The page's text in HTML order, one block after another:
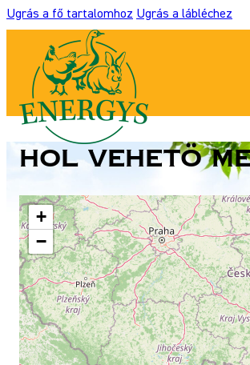
Ugrás a fő tartalomhoz Ugrás a lábléchez
Hol vehetö
+
−